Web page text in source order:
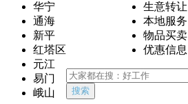
华宁
通海
新平
红塔区
元江
易门
峨山
生意转让
本地服务
物品买卖
优惠信息
搜索